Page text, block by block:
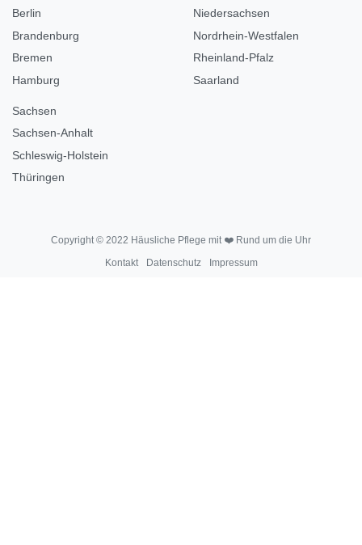
Berlin
Brandenburg
Bremen
Hamburg
Niedersachsen
Nordrhein-Westfalen
Rheinland-Pfalz
Saarland
Sachsen
Sachsen-Anhalt
Schleswig-Holstein
Thüringen
Copyright © 2022 Häusliche Pflege mit ❤️ Rund um die Uhr
Kontakt
Datenschutz Impressum